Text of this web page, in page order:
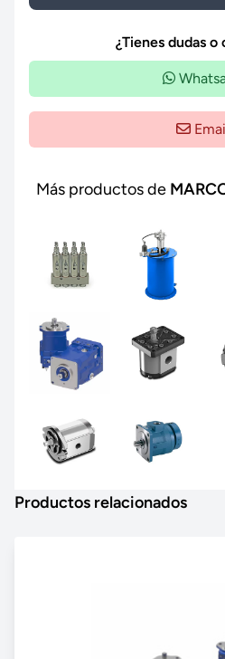
¿Tienes dudas o
Más productos de
Productos relacionados